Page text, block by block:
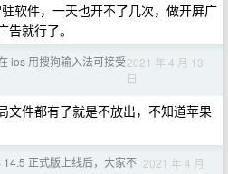
软件，一天也开不了几次，做开屏广
就行了。
ios 用搜狗输入法可接受2021 年 4 月 13
日
文件都有了就是不放出，不知道苹果
14.5 正式版上线后，大家不 2021 年 4 月